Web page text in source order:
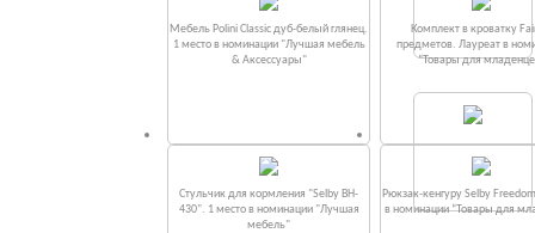
Мебель Polini Classic дуб-белый глянец.
1 место в номинации "Лучшая мебель
& Аксессуары"
Комплект в кроватку
предметов. Лауреат в
“Товары для
Стульчик для кормления "Selby BH-
430". 1 место в номинации "Лучшая
мебель"
Рюкзак-кенгуру Selby
в номинации “Товары для